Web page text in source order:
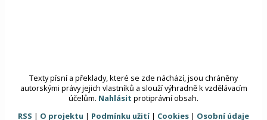
Texty písní a překlady, které se zde náchází, jsou chráněny
autorskými právy jejich vlastníků a slouží výhradně k vzdělávacím
účelům. Nahlásit protiprávní obsah.
RSS | O projektu | Podmínku užití| Cookies | Osobní údaje